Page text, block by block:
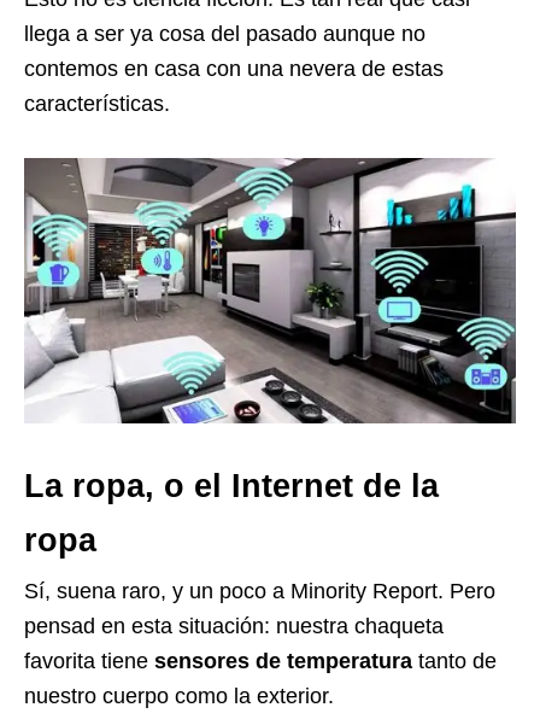
llega a ser ya cosa del pasado aunque no
contemos en casa con una nevera de estas
características.
La ropa, o el Internet de la
ropa
Sí, suena raro, y un poco a Minority Report. Pero
pensad en esta situación: nuestra chaqueta
favorita tiene sensores de temperatura tanto de
nuestro cuerpo como la exterior.